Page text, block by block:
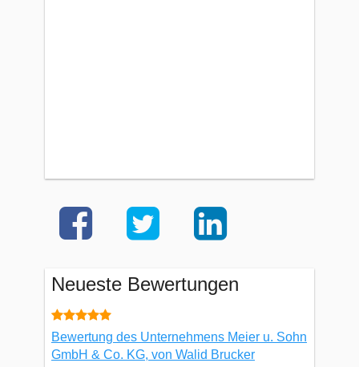
Neueste Bewertungen
Bewertung des Unternehmens Meier u. Sohn
GmbH & Co. KG, von Walid Brucker